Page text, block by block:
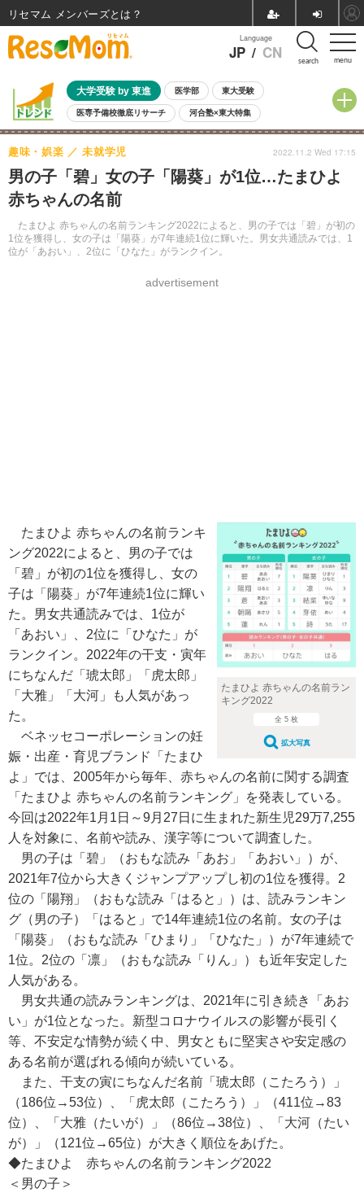
menu
Language
JP / CN search
大学受験 by 東進 医学部 東大受験
医専予備校徹底リサーチ 河合塾×東大特集
親子で考える大学選び 高校受験 中学受験 小学校受験
共通テスト 夏休み
8月開催イベント・WS 全国公立高校 過去問 人気記事
自由研究教材（小学生向け）
男の子「碧」女の子「陽葵」が1位…たまひよ
赤ちゃんの名前
たまひよ 赤ちゃんの名前ランキング2022によると、男の子では「碧」が初の
1位を獲得し、女の子は「陽葵」が7年連続1位に輝いた。男女共通読みでは、1
位が「あおい」、2位に「ひなた」がランクイン。
趣味・娯楽 未就学児
advertisement
2022.11.2 Wed 17:15
たまひよ 赤ちゃんの名前ラン
キング2022
全 5 枚
拡大写真
たまひよ 赤ちゃんの名前ランキ
ング2022によると、男の子では
「碧」が初の1位を獲得し、女の
子は「陽葵」が7年連続1位に輝い
た。男女共通読みでは、1位が
「あおい」、2位に「ひなた」が
ランクイン。2022年の干支・寅年
にちなんだ「琥太郎」「虎太郎」
「大雅」「大河」も人気があっ
た。
ベネッセコーポレーションの妊
娠・出産・育児ブランド「たまひ
よ」では、2005年から毎年、赤ちゃんの名前に関する調査
「たまひよ 赤ちゃんの名前ランキング」を発表している。
今回は2022年1月1日～9月27日に生まれた新生児29万7,255
人を対象に、名前や読み、漢字等について調査した。
男の子は「碧」（おもな読み「あお」「あおい」）が、
2021年7位から大きくジャンプアップし初の1位を獲得。2
位の「陽翔」（おもな読み「はると」）は、読みランキン
グ（男の子）「はると」で14年連続1位の名前。女の子は
「陽葵」（おもな読み「ひまり」「ひなた」）が7年連続で
1位。2位の「凛」（おもな読み「りん」）も近年安定した
人気がある。
男女共通の読みランキングは、2021年に引き続き「あお
い」が1位となった。新型コロナウイルスの影響が長引く
等、不安定な情勢が続く中、男女ともに堅実さや安定感の
ある名前が選ばれる傾向が続いている。
また、干支の寅にちなんだ名前「琥太郎（こたろう）」
（186位→53位）、「虎太郎（こたろう）」（411位→83
位）、「大雅（たいが）」（86位→38位）、「大河（たい
が）」（121位→65位）が大きく順位をあげた。
◆たまひよ 赤ちゃんの名前ランキング2022
＜男の子＞
リセマム メンバーズ